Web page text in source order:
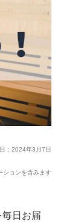
：2024年3月7日
ションを含みます
日お届